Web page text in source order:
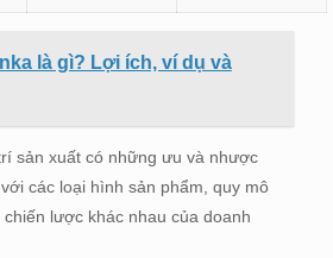
là gì? Lợi ích, ví dụ và
sản xuất có những ưu và nhược
các loại hình sản phẩm, quy mô
lược khác nhau của doanh